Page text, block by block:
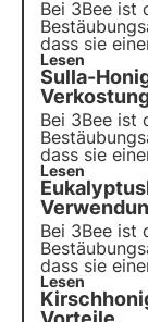
Bei 3Bee ist
dass sie
leisten.
biologische
Züchter für
Lesen
Sulla-
Bei 3Bee ist
dass sie
leisten.
Artenvielfalt
eine
Lesen
Bei 3Bee ist
dass sie
leisten.
biologische
Züchter für
Lesen